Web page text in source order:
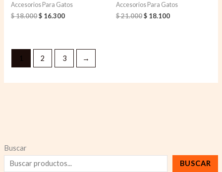
Buscar
BUSCAR
Accesorios Para Gatos
$18.000$ 16.300
Accesorios Para Gatos
$21.000$ 18.100
1 2 3 →